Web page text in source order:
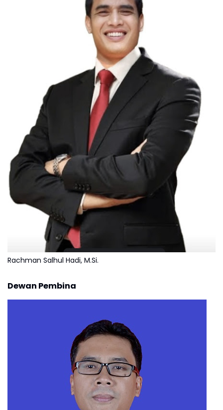
Rachman Salhul Hadi, M.Si.
Dewan Pembina